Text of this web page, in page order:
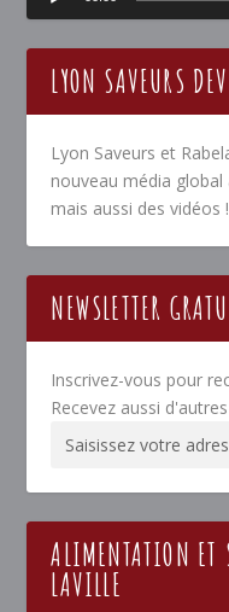
LYON SAVEURS
Lyon Saveurs et
nouveau média
mais aussi des vidéos !
NEWSLETTER
Inscrivez-vous pour
Recevez aussi
ALIMENTATION ET
LAVILLE